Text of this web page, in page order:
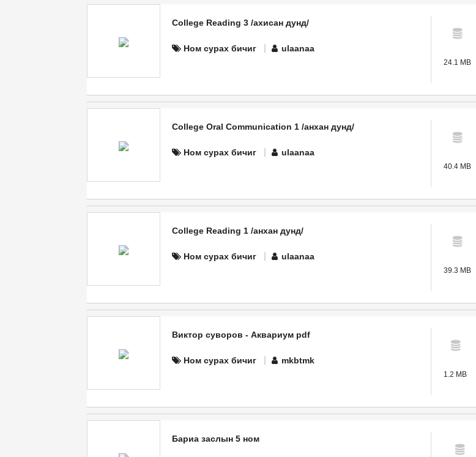
College Reading 3 /ахисан дунд/
Ном сурах бичиг ulaanaa
24.1 MB
College Oral Communication 1 /анхан дунд/
Ном сурах бичиг ulaanaa
40.4 MB
College Reading 1 /анхан дунд/
Ном сурах бичиг ulaanaa
39.3 MB
Виктор суворов - Аквариум pdf
Ном сурах бичиг mkbtmk
1.2 MB
Бариа заслын 5 ном